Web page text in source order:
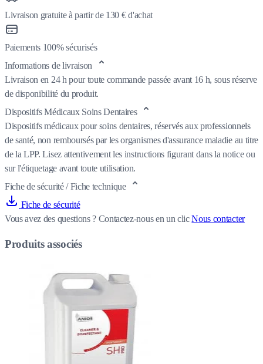
Livraison gratuite à partir de 130 € d'achat
Paiements 100% sécurisés
Informations de livraison
Livraison en 24 h pour toute commande passée avant 16 h, sous réserve
de disponibilité du produit.
Dispositifs Médicaux Soins Dentaires
Dispositifs médicaux pour soins dentaires, réservés aux professionnels
de santé, non remboursés par les organismes d'assurance maladie au titre
de la LPP. Lisez attentivement les instructions figurant dans la notice ou
sur l'étiquetage avant toute utilisation.
Fiche de sécurité / Fiche technique
Fiche de sécurité
Vous avez des questions ? Contactez-nous en un clicNous contacter
Produits associés